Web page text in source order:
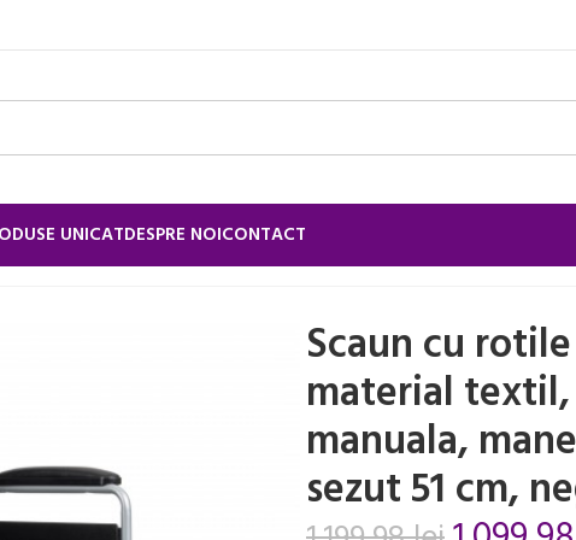
UNICATDESPRE NOICONTACT
Scaun cu rotile din otel, pliabil, material textil, antrenare
Scaun cu
material
manuala,
sezut 51 cm,